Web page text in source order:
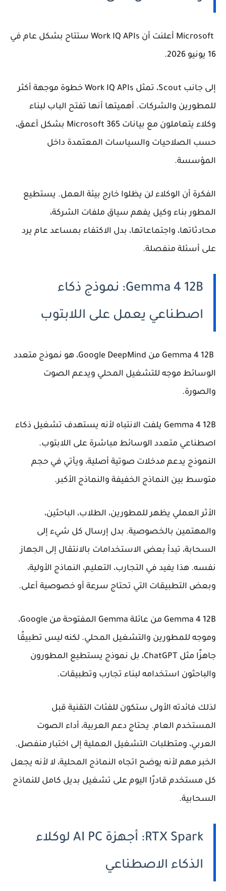
Microsoft أعلنت أن Work IQ APIs ستتاح بشكل عام في
16 يونيو 2026.
إلى جانب Scout، تمثل Work IQ APIs خطوة موجهة أكثر
للمطورين والشركات. أهميتها أنها تفتح الباب لبناء
وكلاء يتعاملون مع بيانات Microsoft 365 بشكل أعمق،
حسب الصلاحيات والسياسات المعتمدة داخل
المؤسسة.
الفكرة أن الوكلاء لن يظلوا خارج بيئة العمل. يستطيع
المطور بناء وكيل يفهم سياق ملفات الشركة،
محادثاتها، واجتماعاتها، بدل الاكتفاء بمساعد عام يرد
على أسئلة منفصلة.
Gemma 4 12B: نموذج ذكاء
اصطناعي يعمل على اللابتوب
Gemma 4 12B من Google DeepMind، هو نموذج متعدد
الوسائط موجه للتشغيل المحلي ويدعم الصوت
والصورة.
Gemma 4 12B يلفت الانتباه لأنه يستهدف تشغيل ذكاء
اصطناعي متعدد الوسائط مباشرة على اللابتوب.
النموذج يدعم مدخلات صوتية أصلية، ويأتي في حجم
متوسط بين النماذج الخفيفة والنماذج الأكبر.
الأثر العملي يظهر للمطورين، الطلاب، الباحثين،
والمهتمين بالخصوصية. بدل إرسال كل شيء إلى
السحابة، تبدأ بعض الاستخدامات بالانتقال إلى الجهاز
نفسه. هذا يفيد في التجارب، التعليم، النماذج الأولية،
وبعض التطبيقات التي تحتاج سرعة أو خصوصية أعلى.
Gemma 4 12B من عائلة Gemma المفتوحة من Google،
وموجه للمطورين والتشغيل المحلي. لكنه ليس تطبيقًا
جاهزًا مثل ChatGPT، بل نموذج يستطيع المطورون
والباحثون استخدامه لبناء تجارب وتطبيقات.
لذلك فائدته الأولى ستكون للفئات التقنية قبل
المستخدم العام. يحتاج دعم العربية، أداء الصوت
العربي، ومتطلبات التشغيل العملية إلى اختبار منفصل.
الخبر مهم لأنه يوضح اتجاه النماذج المحلية، لا لأنه يجعل
كل مستخدم قادرًا اليوم على تشغيل بديل كامل للنماذج
السحابية.
RTX Spark: أجهزة AI PC لوكلاء
الذكاء الاصطناعي